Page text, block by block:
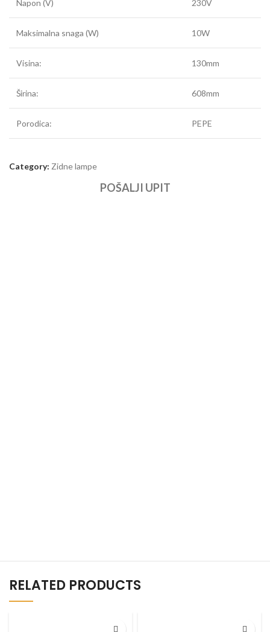
Napon (V) 230V
Maksimalna snaga (W) 10W
Visina: 130mm
Širina: 608mm
Porodica: PEPE
Category: Zidne lampe
POŠALJI UPIT
RELATED PRODUCTS